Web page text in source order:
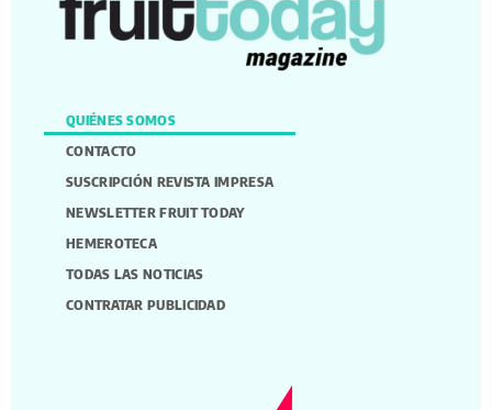
QUIÉNES SOMOS
CONTACTO
SUSCRIPCIÓN REVISTA IMPRESA
NEWSLETTER FRUIT TODAY
HEMEROTECA
TODAS LAS NOTICIAS
CONTRATAR PUBLICIDAD